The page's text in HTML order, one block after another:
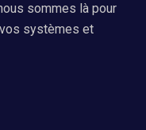
sommes là pour
systèmes et